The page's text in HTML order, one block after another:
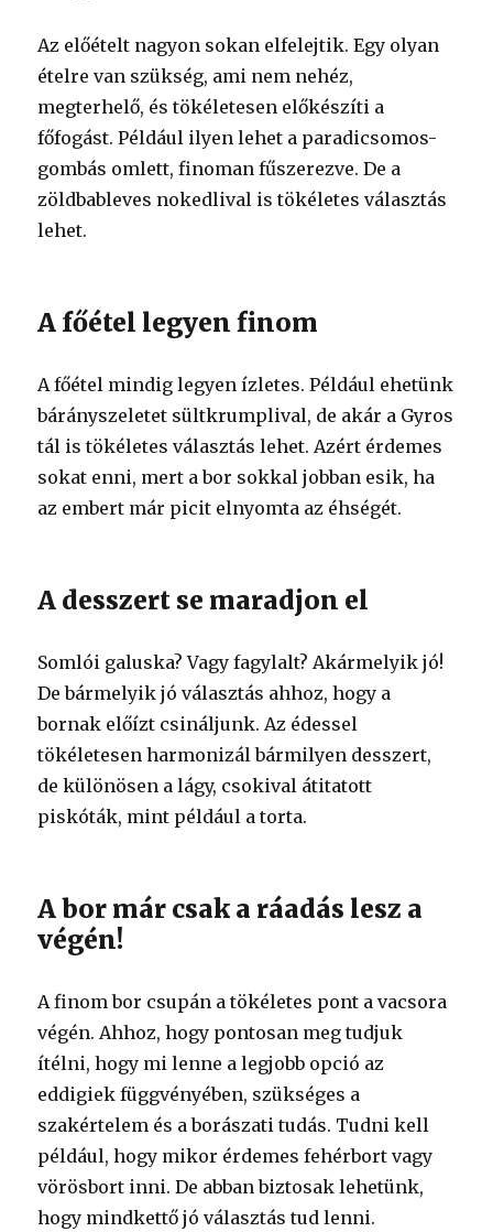
Az előételt nagyon sokan elfelejtik. Egy olyan
ételre van szükség, ami nem nehéz,
megterhelő, és tökéletesen előkészíti a
főfogást. Például ilyen lehet a paradicsomos-
gombás omlett, finoman fűszerezve. De a
zöldbableves nokedlival is tökéletes választás
lehet.
A főétel legyen finom
A főétel mindig legyen ízletes. Például ehetünk
bárányszeletet sültkrumplival, de akár a Gyros
tál is tökéletes választás lehet. Azért érdemes
sokat enni, mert a bor sokkal jobban esik, ha
az embert már picit elnyomta az éhségét.
A desszert se maradjon el
Somlói galuska? Vagy fagylalt? Akármelyik jó!
De bármelyik jó választás ahhoz, hogy a
bornak előízt csináljunk. Az édessel
tökéletesen harmonizál bármilyen desszert,
de különösen a lágy, csokival átitatott
piskóták, mint például a torta.
A bor már csak a ráadás lesz a
végén!
A finom bor csupán a tökéletes pont a vacsora
végén. Ahhoz, hogy pontosan meg tudjuk
ítélni, hogy mi lenne a legjobb opció az
eddigiek függvényében, szükséges a
szakértelem és a borászati tudás. Tudni kell
például, hogy mikor érdemes fehérbort vagy
vörösbort inni. De abban biztosak lehetünk,
hogy mindkettő jó választás tud lenni.